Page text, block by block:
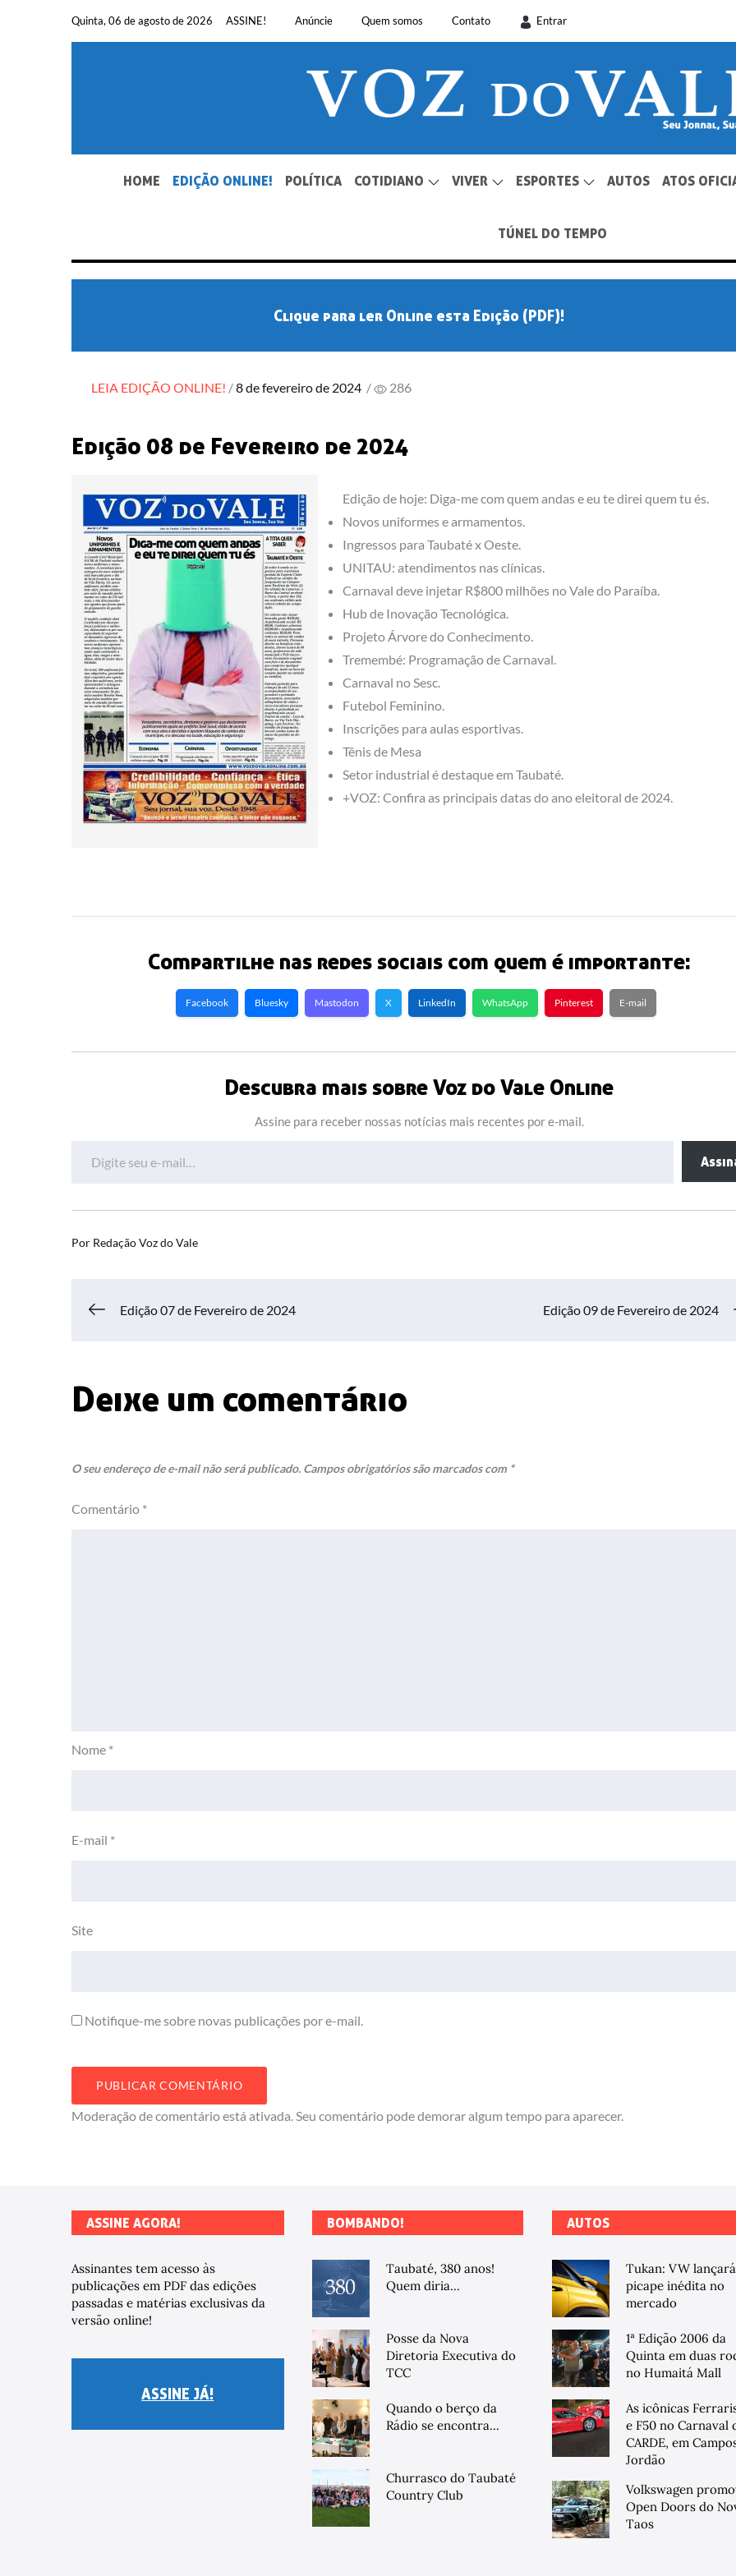
Quinta, 06 de agosto de 2026 ASSINE! Anúncie Quem somos Contato Entrar
SEU JORNAL, SUA VOZ. DESDE 1948.
HOME EDIÇÃO ONLINE! POLÍTICA COTIDIANO VIVER ESPORTES AUTOS ATOS
TÚNEL DO TEMPO
Clique para ler Online esta Edição (PDF)!
LEIA EDIÇÃO ONLINE! Posted
8 de fevereiro de 2024 / 286
Edição 08 de Fevereiro de 2024
Edição de hoje: Diga-me com quem andas e eu te direi quem tu és.
Novos uniformes e armamentos.
Ingressos para Taubaté x Oeste.
UNITAU: atendimentos nas clínicas.
Carnaval deve injetar R$800 milhões no Vale do Paraíba.
Hub de Inovação Tecnológica.
Projeto Árvore do Conhecimento.
Tremembé: Programação de Carnaval.
Carnaval no Sesc.
Futebol Feminino.
Inscrições para aulas esportivas.
Tênis de Mesa
Setor industrial é destaque em Taubaté.
+VOZ: Confira as principais datas do ano eleitoral de 2024.
Compartilhe nas redes sociais com quem é importante:
Facebook Bluesky Mastodon X LinkedIn WhatsApp Pinterest E-mail
Descubra mais sobre Voz do Vale Online
Assine para receber nossas notícias mais recentes por e-mail.
Por Redação Voz do Vale
Navegação
Post
Edição 07 de Fevereiro de 2024 Edição 09 de Fevereiro de 2024
Deixe um comentário
O seu endereço de e-mail não será publicado. Campos obrigatórios são marcados com *
Comentário *
Nome *
E-mail *
Site
Notifique-me sobre novas publicações por e-mail.
Moderação de comentário está ativada. Seu comentário pode demorar algum tempo para aparecer.
ASSINE AGORA!
Assinantes tem acesso às
publicações em PDF das edições
passadas e matérias exclusivas da
versão online!
ASSINE JÁ!
BOMBANDO!
Taubaté, 380 anos!
Quem diria...
Posse da Nova
Diretoria Executiva do
TCC
Quando o berço da
Rádio se encontra...
Churrasco do Taubaté
Country Club
AUTOS
Tukan: VW lançará
picape inédita no
mercado
1ª Edição 2006 da
Quinta em duas
no Humaitá Mall
As icônicas
e F50 no Carnaval
CARDE, em
Jordão
Volkswagen
Open Doors do
Taos